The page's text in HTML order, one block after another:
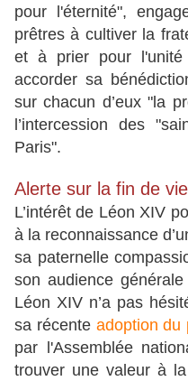
pour l'éternité",
prêtres à cultiver la
et à prier pour
accorder sa
sur chacun d’eux "la
l’intercession des
Paris".
Alerte sur la fin de vie
L’intérêt de Léon XIV
à la reconnaissance
sa paternelle
son audience
Léon XIV n’a pas
sa récente adoption du
par l'Assemblée
trouver une valeur à